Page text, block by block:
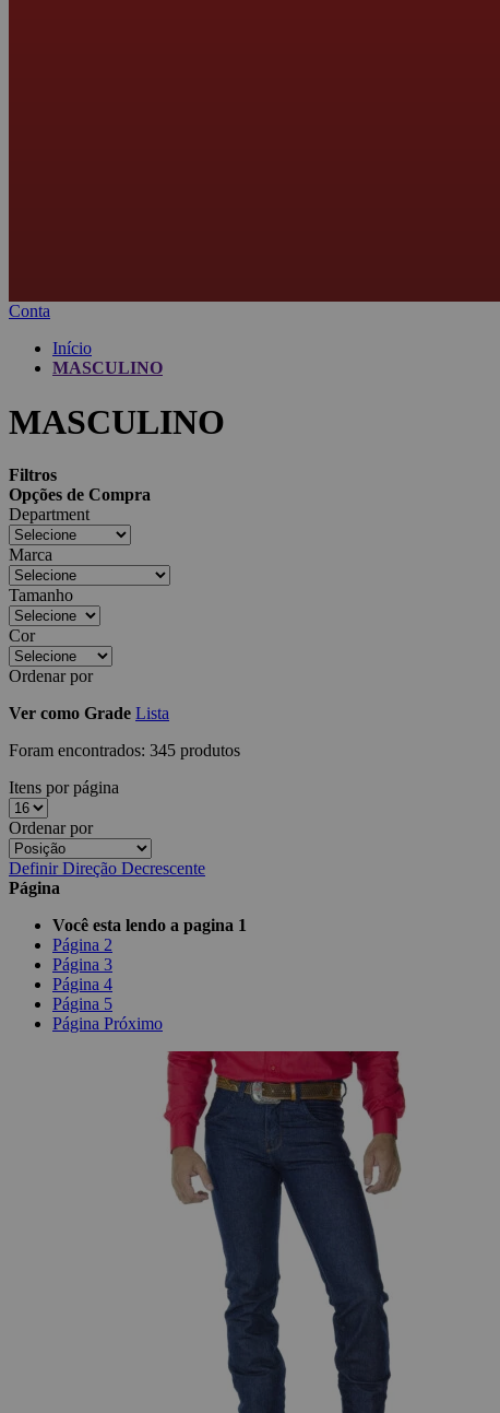
Conta
Início
MASCULINO
MASCULINO
Filtros
Opções de Compra
Department
Marca
Tamanho
Cor
Ordenar por
Ver como Grade Lista
Foram encontrados: 345 produtos
Itens por página
Ordenar por
Definir Direção Decrescente
Página
Você esta lendo a pagina 1
Página 2
Página 3
Página 4
Página 5
Página Próximo